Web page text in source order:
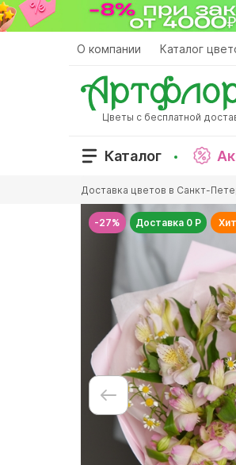
Перейти
к
О компании Каталог
Цветы с бесплатной
Каталог
здесь
Доставка цветов в Санкт-
-27% Доставка 0 Р Хит